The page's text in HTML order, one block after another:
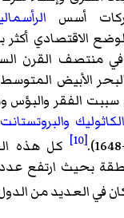
أسس
الاقتصادي
منتصف القرن
الأبيض
سببت الفقر
الكاثوليك والبروتستانت
[10]
كل هذه
بحيث ارتفع عدد
في العديد من